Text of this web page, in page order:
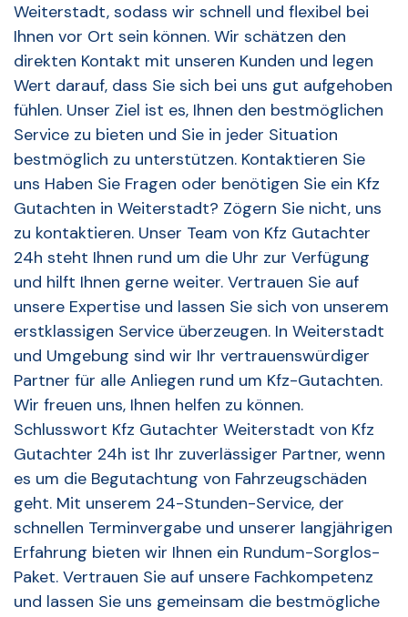
Weiterstadt, sodass wir schnell und flexibel bei
Ihnen vor Ort sein können. Wir schätzen den
direkten Kontakt mit unseren Kunden und legen
Wert darauf, dass Sie sich bei uns gut aufgehoben
fühlen. Unser Ziel ist es, Ihnen den bestmöglichen
Service zu bieten und Sie in jeder Situation
bestmöglich zu unterstützen. Kontaktieren Sie
uns Haben Sie Fragen oder benötigen Sie ein Kfz
Gutachten in Weiterstadt? Zögern Sie nicht, uns
zu kontaktieren. Unser Team von Kfz Gutachter
24h steht Ihnen rund um die Uhr zur Verfügung
und hilft Ihnen gerne weiter. Vertrauen Sie auf
unsere Expertise und lassen Sie sich von unserem
erstklassigen Service überzeugen. In Weiterstadt
und Umgebung sind wir Ihr vertrauenswürdiger
Partner für alle Anliegen rund um Kfz-Gutachten.
Wir freuen uns, Ihnen helfen zu können.
Schlusswort Kfz Gutachter Weiterstadt von Kfz
Gutachter 24h ist Ihr zuverlässiger Partner, wenn
es um die Begutachtung von Fahrzeugschäden
geht. Mit unserem 24-Stunden-Service, der
schnellen Terminvergabe und unserer langjährigen
Erfahrung bieten wir Ihnen ein Rundum-Sorglos-
Paket. Vertrauen Sie auf unsere Fachkompetenz
und lassen Sie uns gemeinsam die bestmögliche